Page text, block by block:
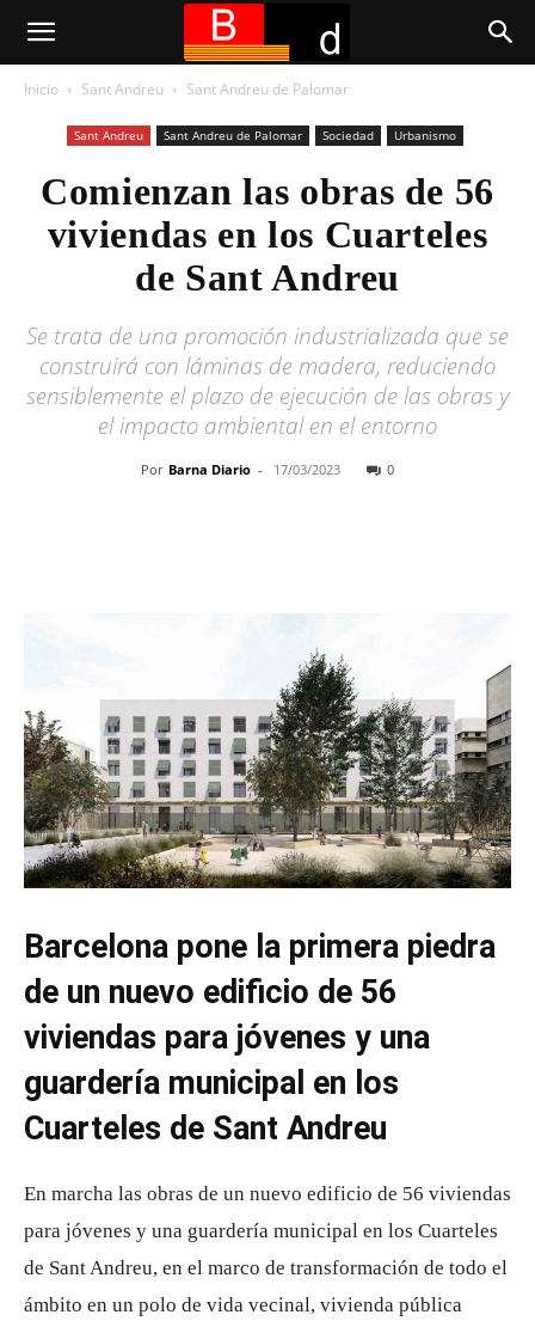
Inicio Sant Andreu Sant Andreu de Palomar
Sant Andreu Sant Andreu de Palomar Sociedad Urbanismo
Comienzan las obras de 56
viviendas en los Cuarteles
de Sant Andreu
Se trata de una promoción industrializada que se
construirá con láminas de madera, reduciendo
sensiblemente el plazo de ejecución de las obras y
el impacto ambiental en el entorno
Por Barna Diario - 17/03/2023 0
Barcelona pone la primera piedra
de un nuevo edificio de 56
viviendas para jóvenes y una
guardería municipal en los
Cuarteles de Sant Andreu
En marcha las obras de un nuevo edificio de 56 viviendas
para jóvenes y una guardería municipal en los Cuarteles
de Sant Andreu, en el marco de transformación de todo el
ámbito en un polo de vida vecinal, vivienda pública